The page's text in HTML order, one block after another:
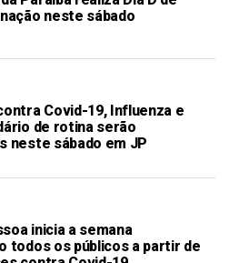
neste sábado
Covid-19, Influenza e
de rotina serão
neste sábado em JP
inicia a semana
todos os públicos a partir de